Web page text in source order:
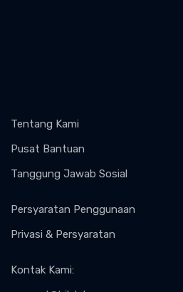
Tentang Kami
Pusat Bantuan
Tanggung Jawab Sosial
Persyaratan Penggunaan
Privasi & Persyaratan
Kontak Kami: